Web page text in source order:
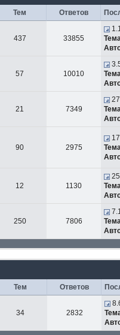
Тем Ответов
437 33855
57 10010
21 7349
90 2975
12 1130
250 7806
Тем Ответов
34 2832